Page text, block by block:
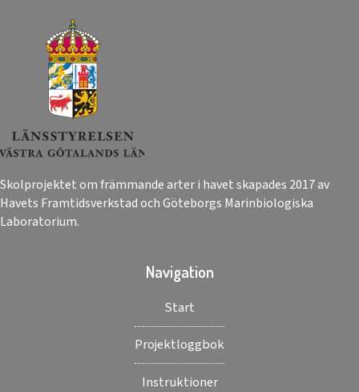
Skolprojektet om främmande arter i havet skapades 2017 av
Havets Framtidsverkstad och Göteborgs Marinbiologiska
Laboratorium.
Navigation
Start
Projektloggbok
Instruktioner